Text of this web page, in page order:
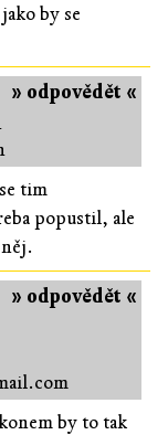
by se
» odpovědět «
tim
popustil, ale
» odpovědět «
by to tak